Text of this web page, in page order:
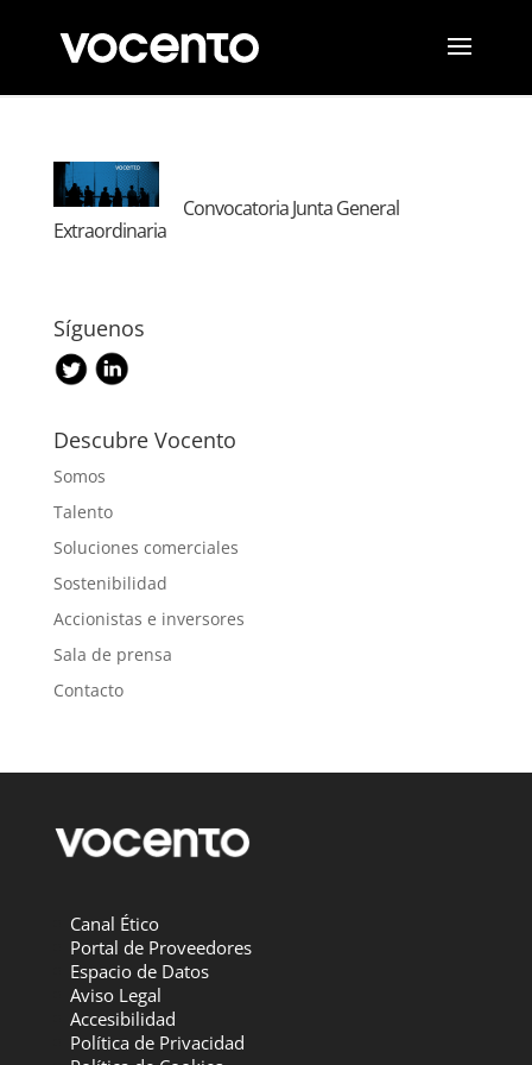
Convocatoria Junta General
Extraordinaria
Síguenos
Descubre Vocento
Somos
Talento
Soluciones comerciales
Sostenibilidad
Accionistas e inversores
Sala de prensa
Contacto
Canal Ético
Portal de Proveedores
Espacio de Datos
Aviso Legal
Accesibilidad
Política de Privacidad